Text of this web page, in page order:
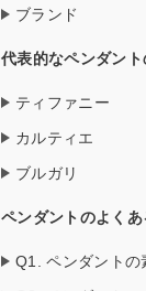
ブランド
代表的なペンダン
ティファニー
カルティエ
ブルガリ
ペンダントのよくあ
Q1. ペンダントの